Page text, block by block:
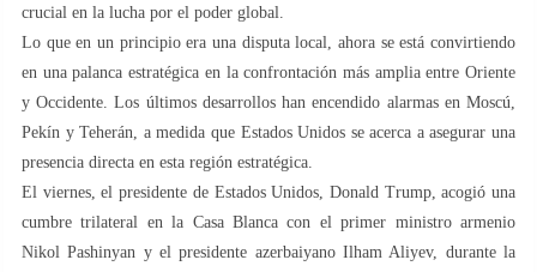
crucial en la lucha por el poder global.
Lo que en un principio era una disputa local, ahora se está convirtiendo
en una palanca estratégica en la confrontación más amplia entre Oriente
y Occidente. Los últimos desarrollos han encendido alarmas en Moscú,
Pekín y Teherán, a medida que Estados Unidos se acerca a asegurar una
presencia directa en esta región estratégica.
El viernes, el presidente de Estados Unidos, Donald Trump, acogió una
cumbre trilateral en la Casa Blanca con el primer ministro armenio
Nikol Pashinyan y el presidente azerbaiyano Ilham Aliyev, durante la